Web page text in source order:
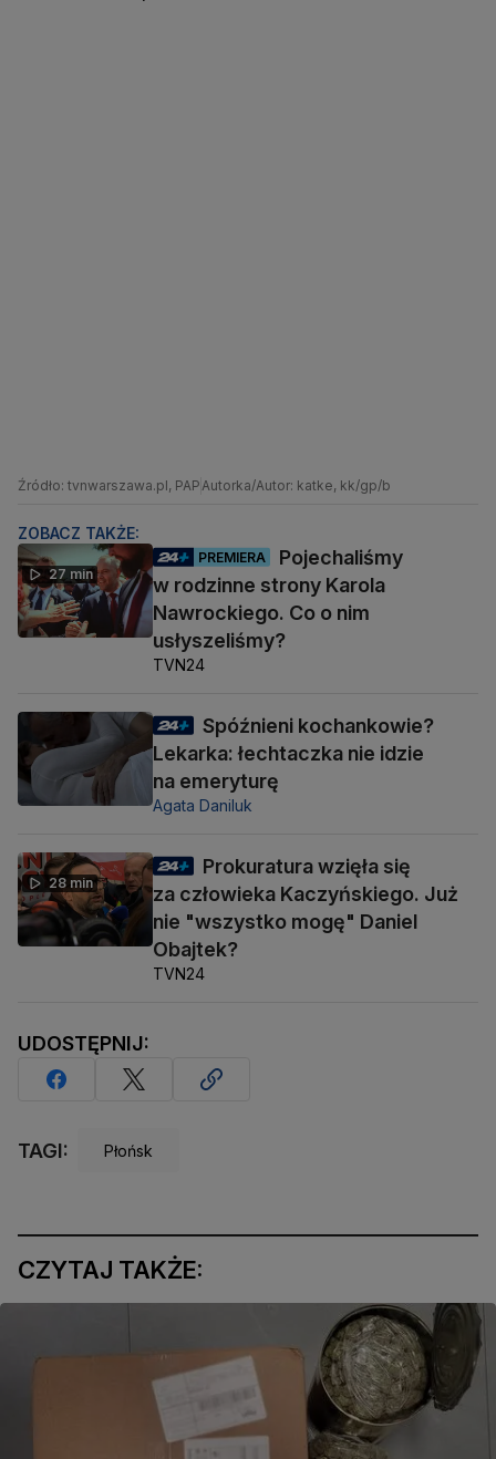
Źródło: tvnwarszawa.pl, PAPAutorka/Autor: katke, kk/gp/b
ZOBACZ TAKŻE:
27 min
PREMIERA
Pojechaliśmy
w rodzinne strony Karola
Nawrockiego. Co o nim
usłyszeliśmy?
TVN24
Spóźnieni kochankowie?
Lekarka: łechtaczka nie idzie
na emeryturę
Agata Daniluk
28 min
Prokuratura wzięła się
za człowieka Kaczyńskiego. Już
nie "wszystko mogę" Daniel
Obajtek?
TVN24
UDOSTĘPNIJ:
TAGI: Płońsk
CZYTAJ TAKŻE: